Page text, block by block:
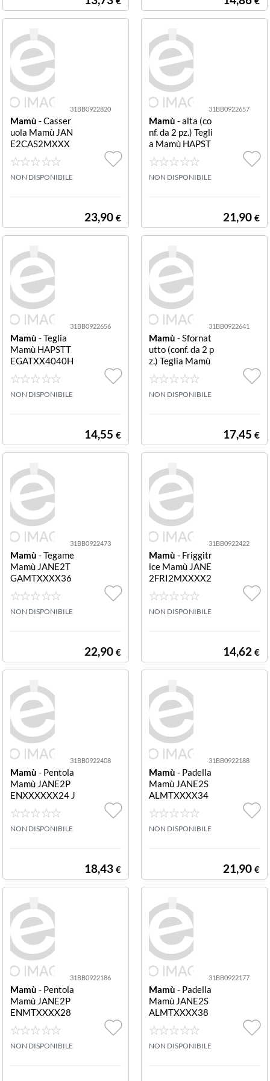
31BB0922820
Mamù - Casser
uola Mamù JAN
E2CAS2MXXX
X20 JANET 2.0
Grigio pietraCa
sseruola Mamù
NON DISPONIBILE
23,90 €
31BB0922657
Mamù - alta (co
nf. da 2 pz.) Tegli
a Mamù HAPST
TEGATXX3030
H HAPPY STON
E alta Grigio pie
gio pietraTeglia
EGATXX3030H
HAPPY STONE
alta Grigio pietr
a (conf. da 2 pz.)
NON DISPONIBILE
21,90 €
31BB0922656
Mamù - Teglia
Mamù HAPSTT
EGATXX4040H
HAPPY STONE
alta Grigio pietr
a alta
NON DISPONIBILE
14,55 €
31BB0922641
Mamù - Sfornat
utto (conf. da 2 p
z.) Teglia Mamù
HAPSTSFOAOX
X2925H HAPPY
STONE Sfornatu
tto Grigio pietra
PSTSFOAOXX2
925H HAPPY ST
ONE Sfornatutt
o Grigio pietra
(conf. da 2 pz.)
NON DISPONIBILE
17,45 €
31BB0922473
Mamù - Tegame
Mamù JANE2T
GAMTXXXX36
JANET 2.0 Grigi
o pietra
NON DISPONIBILE
22,90 €
31BB0922422
Mamù - Friggitr
ice Mamù JANE
2FRI2MXXXX2
4 JANET 2.0 con
cestello Grigio p
ietra con cestell
NON DISPONIBILE
14,62 €
31BB0922408
Mamù - Pentola
Mamù JANE2P
ENXXXXXX24 J
ANET 2.0 Grigio
pietra
NON DISPONIBILE
18,43 €
31BB0922188
Mamù - Padella
Mamù JANE2S
ALMTXXXX34
JANET 2.0 Salta
pasta Grigio pie
tra Saltapasta
NON DISPONIBILE
21,90 €
31BB0922186
Mamù - Pentola
Mamù JANE2P
ENMTXXXX28
JANET 2.0 Grigi
o pietra
NON DISPONIBILE
31BB0922177
Mamù - Padella
Mamù JANE2S
ALMTXXXX38
JANET 2.0 Salta
pasta Grigio pie
tra Saltapasta
NON DISPONIBILE